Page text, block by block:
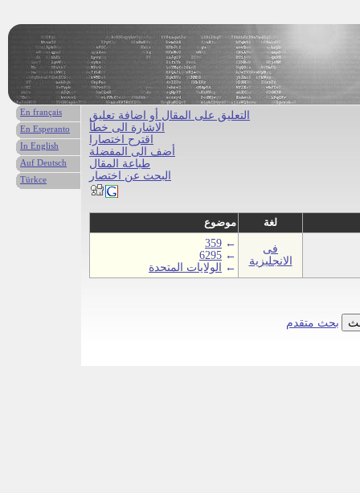
التعليق على المقال أو اضافة تعليق
الاشارة الى خطأ
اقترح اختصارا
أضف الى المفضلة
طباعة المقال
البحث عن اختصار
موضوع
لغة
←
359
←
6295
←
الولايات المتحدة
فى
الانجليزية
بحث متقدم
En français
En Esperanto
In English
Auf Deutsch
Türkce